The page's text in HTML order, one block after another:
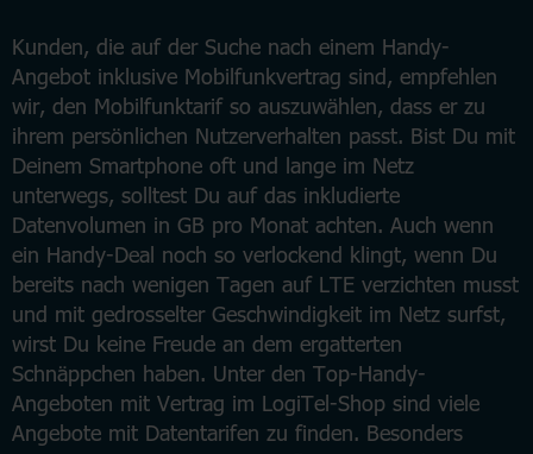
Kunden, die auf der Suche nach einem Handy-
Angebot inklusive Mobilfunkvertrag sind, empfehlen
wir, den Mobilfunktarif so auszuwählen, dass er zu
ihrem persönlichen Nutzerverhalten passt. Bist Du mit
Deinem Smartphone oft und lange im Netz
unterwegs, solltest Du auf das inkludierte
Datenvolumen in GB pro Monat achten. Auch wenn
ein Handy-Deal noch so verlockend klingt, wenn Du
bereits nach wenigen Tagen auf LTE verzichten musst
und mit gedrosselter Geschwindigkeit im Netz surfst,
wirst Du keine Freude an dem ergatterten
Schnäppchen haben. Unter den Top-Handy-
Angeboten mit Vertrag im LogiTel-Shop sind viele
Angebote mit Datentarifen zu finden. Besonders